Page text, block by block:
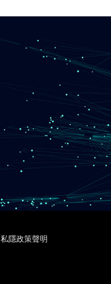
私隱政策聲明